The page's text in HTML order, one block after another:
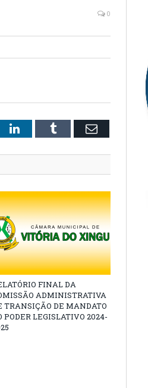
0
LinkedInTumblr Email
FINAL DA
ADMINISTRATIVA
TRANSIÇÃO DE MANDATO
PODER LEGISLATIVO 2024-